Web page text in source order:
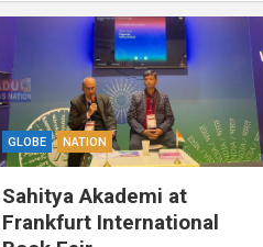
GLOBE NATION
Sahitya Akademi at
Frankfurt International